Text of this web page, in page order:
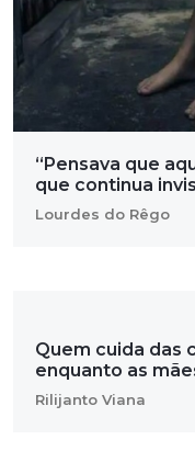
“Pensava que
que continua
Lourdes do Rêgo
Quem cuida das
enquanto as
Rilijanto Viana